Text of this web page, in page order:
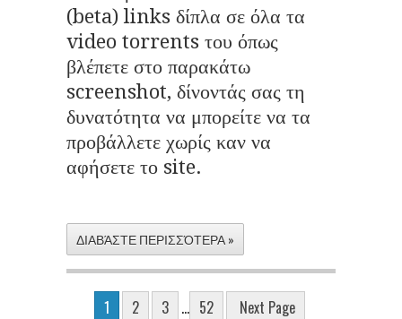
(beta) links δίπλα σε όλα τα
video torrents του όπως
βλέπετε στο παρακάτω
screenshot, δίνοντάς σας τη
δυνατότητα να μπορείτε να τα
προβάλλετε χωρίς καν να
αφήσετε το site.
ΔΙΑΒΆΣΤΕ ΠΕΡΙΣΣΌΤΕΡΑ »
1 2 3 ... 52 Next Page